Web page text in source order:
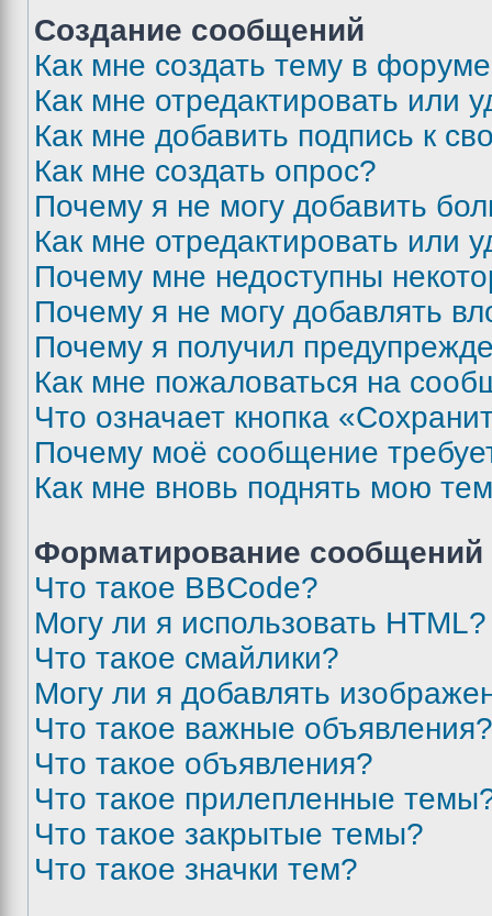
Создание сообщений
Как мне создать тему в
Как мне отредактировать или
Как мне добавить подпись к
Как мне создать опрос?
Почему я не могу добавить
Как мне отредактировать или
Почему мне недоступны
Почему я не могу добавлять
Почему я получил
Как мне пожаловаться на
Что означает кнопка
Почему моё сообщение
Как мне вновь поднять мою
Форматирование
Что такое BBCode?
Могу ли я использовать HTML?
Что такое смайлики?
Могу ли я добавлять
Что такое важные объявления?
Что такое объявления?
Что такое прилепленные
Что такое закрытые темы?
Что такое значки тем?